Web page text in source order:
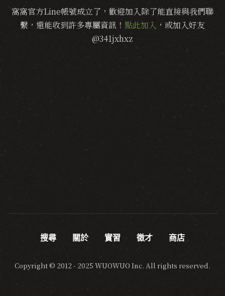
窩窩官方Line帳號成立了，歡迎加入除了能直接與我們聯
繫，還能收到許多專屬資訊！ 點此加入 ，或加入好友
@341jxhxz
搜尋 關於 實習 徵才 商店
Copyright © 2012 - 2025 WUOWUO Inc. All rights reserved.